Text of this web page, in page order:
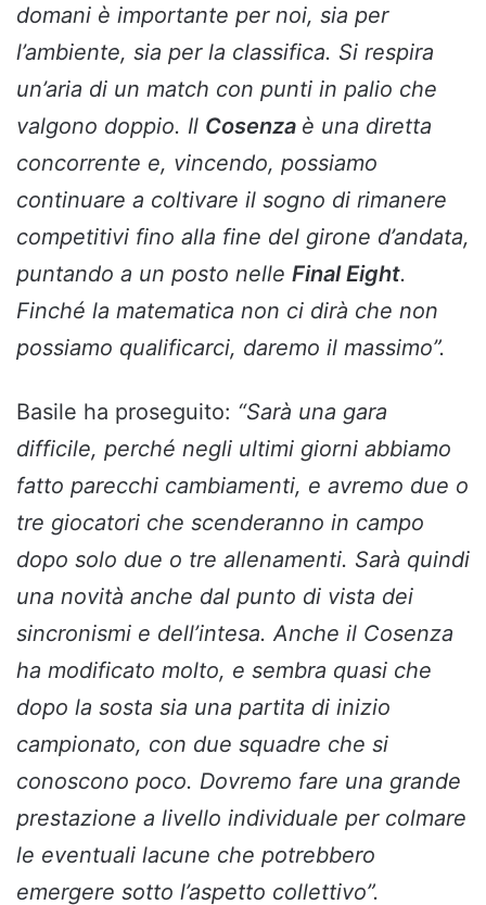
domani è importante per noi, sia per
l’ambiente, sia per la classifica. Si respira
un’aria di un match con punti in palio che
valgono doppio. Il Cosenza è una diretta
concorrente e, vincendo, possiamo
continuare a coltivare il sogno di rimanere
competitivi fino alla fine del girone d’andata,
puntando a un posto nelle Final Eight.
Finché la matematica non ci dirà che non
possiamo qualificarci, daremo il massimo”.
Basile ha proseguito: “Sarà una gara
difficile, perché negli ultimi giorni abbiamo
fatto parecchi cambiamenti, e avremo due o
tre giocatori che scenderanno in campo
dopo solo due o tre allenamenti. Sarà quindi
una novità anche dal punto di vista dei
sincronismi e dell’intesa. Anche il Cosenza
ha modificato molto, e sembra quasi che
dopo la sosta sia una partita di inizio
campionato, con due squadre che si
conoscono poco. Dovremo fare una grande
prestazione a livello individuale per colmare
le eventuali lacune che potrebbero
emergere sotto l’aspetto collettivo”.